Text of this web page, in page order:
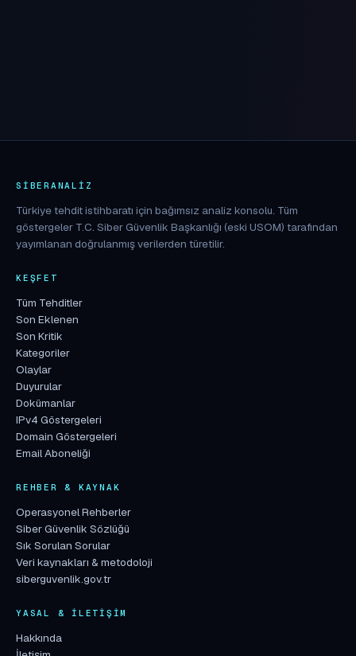
SIBERANALIZ
Türkiye tehdit istihbaratı için bağımsız analiz konsolu. Tüm
göstergeler T.C. Siber Güvenlik Başkanlığı (eski USOM) tarafından
yayımlanan doğrulanmış verilerden türetilir.
KEŞFET
Tüm Tehditler
Son Eklenen
Son Kritik
Kategoriler
Olaylar
Duyurular
Dokümanlar
IPv4 Göstergeleri
Domain Göstergeleri
Email Aboneliği
REHBER & KAYNAK
Operasyonel Rehberler
Siber Güvenlik Sözlüğü
Sık Sorulan Sorular
Veri kaynakları & metodoloji
siberguvenlik.gov.tr
YASAL & İLETIŞIM
Hakkında